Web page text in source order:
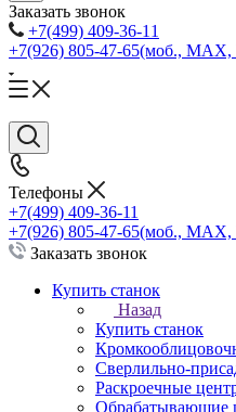
Заказать звонок
+7(499) 409-36-11
+7(926) 805-47-65(моб., MAX,
Телефоны
+7(499) 409-36-11
+7(926) 805-47-65(моб., MAX,
Заказать звонок
Купить станок
Назад
Купить станок
Сверлильно-
Раскроечные
Обрабатывающие